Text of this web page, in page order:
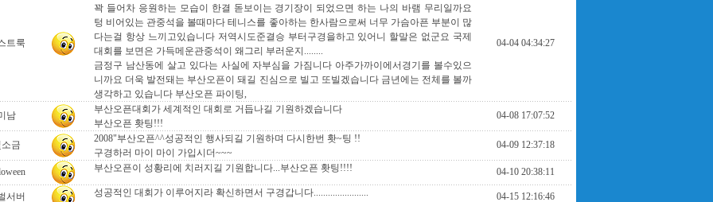
트룩
꽉 들어차 응원하는 모습이 한결 돋보이는 경기장이 되었으면 하는 나의 바램 무리일까요
텅 비어있는 관중석을 볼때마다 테니스를 좋아하는 한사람으로써 너무 가슴아픈 부분이 많
다는걸 항상 느끼고있습니다 저역시도준결승 부터구경을하고 있어니 할말은 없군요 국제
대회를 보면은 가득메운관중석이 왜그리 부러운지........
금정구 남산동에 살고 있다는 사실에 자부심을 가짐니다 아주가까이에서경기를 볼수있으
니까요 더욱 발전돼는 부산오픈이 돼길 진심으로 빌고 또빌겠습니다 금년에는 전체를 볼까
생각하고 있습니다 부산오픈 파이팅,
04-04 04:34:27
남
부산오픈대회가 세계적인 대회로 거듭나길 기원하겠습니다
부산오픈 홧팅!!!
04-08 17:07:52
소금
2008"부산오픈^^성공적인 행사되길 기원하며 다시한번 홧~팅 !!
구경하러 마이 마이 가입시더~~~
04-09 12:37:18
부산오픈이 성황리에 치러지길 기원합니다...부산오픈 홧팅!!!! 04-10 20:38:11
서버 성공적인 대회가 이루어지라 확신하면서 구경갑니다....................... 04-15 12:16:46